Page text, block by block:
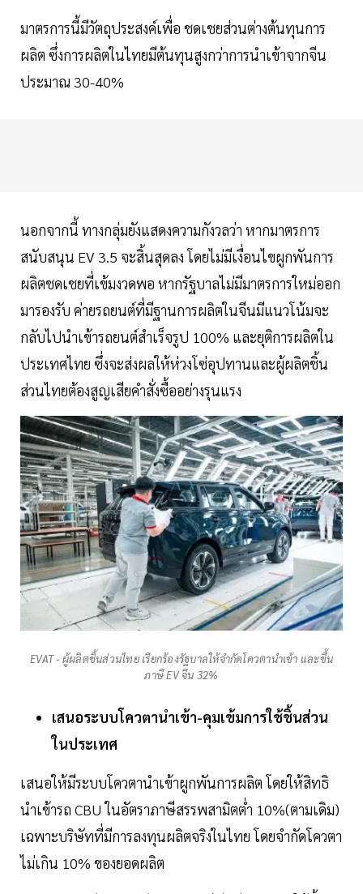
มาตรการนี้มีวัตถุประสงค์เพื่อ ชดเชยส่วนต่างต้นทุนการ
ผลิต ซึ่งการผลิตในไทยมีต้นทุนสูงกว่าการนำเข้าจากจีน
ประมาณ 30-40%
นอกจากนี้ ทางกลุ่มยังแสดงความกังวลว่า หากมาตรการ
สนับสนุน EV 3.5 จะสิ้นสุดลง โดยไม่มีเงื่อนไขผูกพันการ
ผลิตชดเชยที่เข้มงวดพอ หากรัฐบาลไม่มีมาตรการใหม่ออก
มารองรับ ค่ายรถยนต์ที่มีฐานการผลิตในจีนมีแนวโน้มจะ
กลับไปนำเข้ารถยนต์สำเร็จรูป 100% และยุติการผลิตใน
ประเทศไทย ซึ่งจะส่งผลให้ห่วงโซ่อุปทานและผู้ผลิตชิ้น
ส่วนไทยต้องสูญเสียคำสั่งซื้ออย่างรุนแรง
EVAT - ผู้ผลิตชิ้นส่วนไทย เรียกร้องรัฐบาลให้จำกัดโควตานำเข้า และขึ้น
ภาษี EV จีน 32%
เสนอระบบโควตานำเข้า-คุมเข้มการใช้ชิ้นส่วน
ในประเทศ
เสนอให้มีระบบโควตานำเข้าผูกพันการผลิต โดยให้สิทธิ
นำเข้ารถ CBU ในอัตราภาษีสรรพสามิตต่ำ 10%(ตามเดิม)
เฉพาะบริษัทที่มีการลงทุนผลิตจริงในไทย โดยจำกัดโควตา
ไม่เกิน 10% ของยอดผลิต